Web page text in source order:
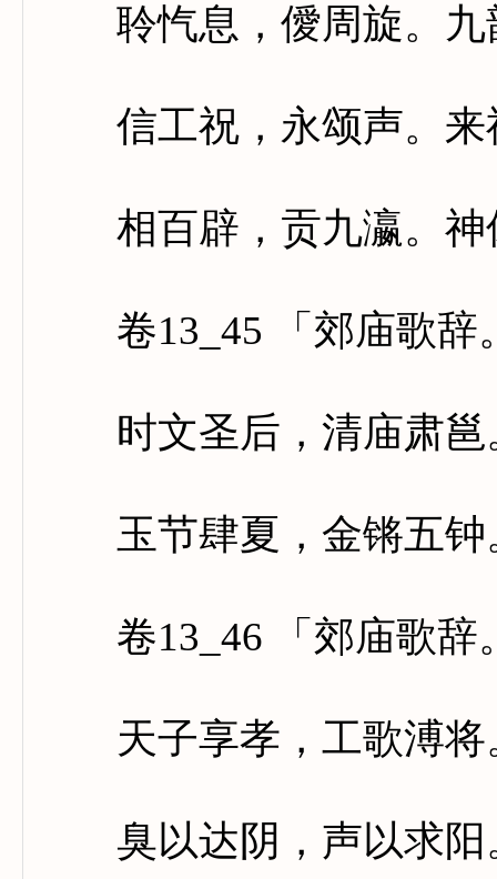
聆忾息，僾周旋。九
信工祝，永颂声。来
相百辟，贡九瀛。神
卷13_45 「郊庙歌辞
时文圣后，清庙肃邕
玉节肆夏，金锵五钟
卷13_46 「郊庙歌辞
天子享孝，工歌溥将
臭以达阴，声以求阳